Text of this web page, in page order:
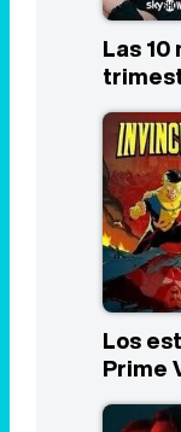
Las
Los
Prime